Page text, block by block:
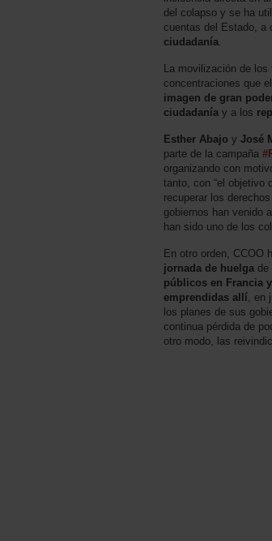
del colapso y se ha
cuentas del Estado, a
ciudadanía.
La movilización de
concentraciones que
imagen de gran
ciudadanía y a los
Esther Abajo y José
parte de la campaña
organizando con
tanto, con “el objetivo
recuperar los
gobiernos han venido
han sido uno de los
En otro orden, CCOO
jornada de huelga de
públicos en Francia
emprendidas allí, en
los planes de sus
continua pérdida de
otro modo, las